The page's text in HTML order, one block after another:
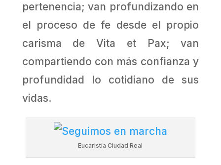
pertenencia; van profundizando en
el proceso de fe desde el propio
carisma de Vita et Pax; van
compartiendo con más confianza y
profundidad lo cotidiano de sus
vidas.
Eucaristía Ciudad Real